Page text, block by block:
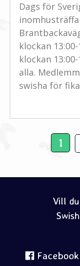
Dags för
klockan
klockan
alla.
swisha för
1
Facebook
Vill